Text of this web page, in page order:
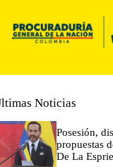
Noticias
Posesión,
propuestas
De La